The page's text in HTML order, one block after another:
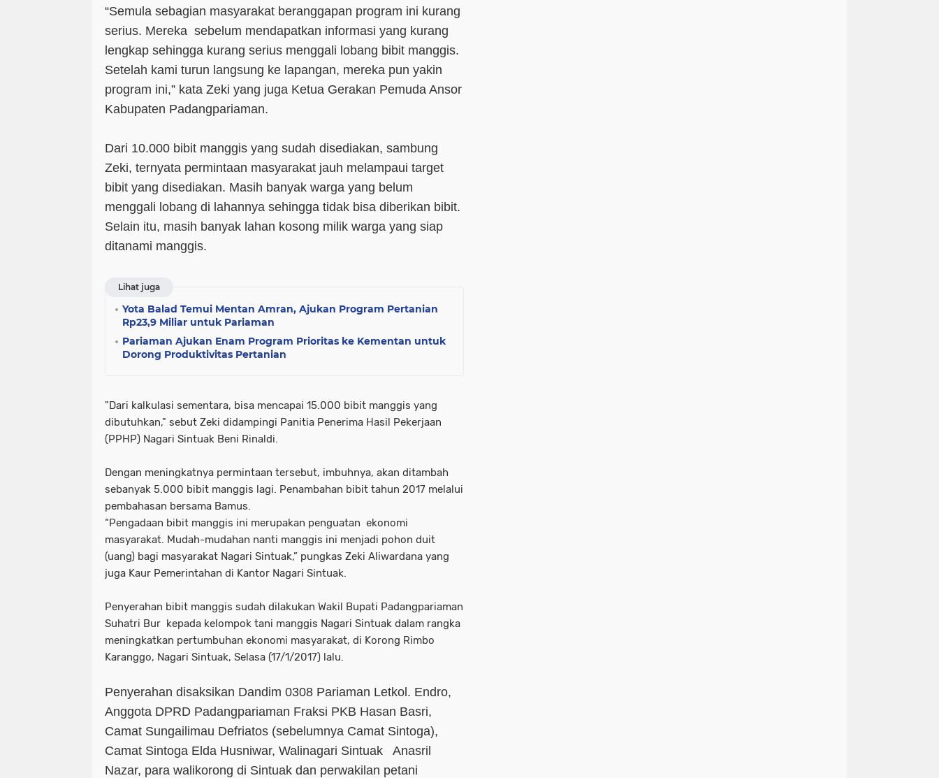
“Semula sebagian masyarakat beranggapan program ini kurang
serius. Mereka sebelum mendapatkan informasi yang kurang
lengkap sehingga kurang serius menggali lobang bibit manggis.
Setelah kami turun langsung ke lapangan, mereka pun yakin
program ini,” kata Zeki yang juga Ketua Gerakan Pemuda Ansor
Kabupaten Padangpariaman.
Dari 10.000 bibit manggis yang sudah disediakan, sambung
Zeki, ternyata permintaan masyarakat jauh melampaui target
bibit yang disediakan. Masih banyak warga yang belum
menggali lobang di lahannya sehingga tidak bisa diberikan bibit.
Selain itu, masih banyak lahan kosong milik warga yang siap
ditanami manggis.
Lihat juga
Yota Balad Temui Mentan Amran, Ajukan Program Pertanian
Rp23,9 Miliar untuk Pariaman
Pariaman Ajukan Enam Program Prioritas ke Kementan untuk
Dorong Produktivitas Pertanian
"Dari kalkulasi sementara, bisa mencapai 15.000 bibit manggis yang
dibutuhkan," sebut Zeki didampingi Panitia Penerima Hasil Pekerjaan
(PPHP) Nagari Sintuak Beni Rinaldi.
Dengan meningkatnya permintaan tersebut, imbuhnya, akan ditambah
sebanyak 5.000 bibit manggis lagi. Penambahan bibit tahun 2017 melalui
pembahasan bersama Bamus.
“Pengadaan bibit manggis ini merupakan penguatan ekonomi
masyarakat. Mudah-mudahan nanti manggis ini menjadi pohon duit
(uang) bagi masyarakat Nagari Sintuak,” pungkas Zeki Aliwardana yang
juga Kaur Pemerintahan di Kantor Nagari Sintuak.
Penyerahan bibit manggis sudah dilakukan Wakil Bupati Padangpariaman
Suhatri Bur kepada kelompok tani manggis Nagari Sintuak dalam rangka
meningkatkan pertumbuhan ekonomi masyarakat, di Korong Rimbo
Karanggo, Nagari Sintuak, Selasa (17/1/2017) lalu.
Penyerahan disaksikan Dandim 0308 Pariaman Letkol. Endro,
Anggota DPRD Padangpariaman Fraksi PKB Hasan Basri,
Camat Sungailimau Defriatos (sebelumnya Camat Sintoga),
Camat Sintoga Elda Husniwar, Walinagari Sintuak Anasril
Nazar, para walikorong di Sintuak dan perwakilan petani